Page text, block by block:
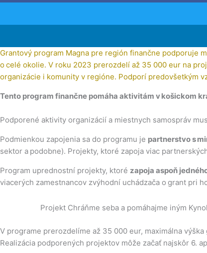
Grantový program Magna pre región finančne podporuje
o celé okolie. V roku 2023 prerozdelí až 35 000 eur na
organizácie i komunity v regióne. Podporí predovšetkým
Tento program finančne pomáha aktivitám v košickom
Podporené aktivity organizácií a miestnych samospráv
Podmienkou zapojenia sa do programu je partnerstvo s
sektor a podobne). Projekty, ktoré zapoja viac
Program uprednostní projekty, ktoré zapoja aspoň
viacerých zamestnancov zvýhodní uchádzača o grant pri
Projekt Chráňme seba a pomáhajme iným
V programe prerozdelíme až 35 000 eur, maximálna
Realizácia podporených projektov môže začať najskôr 6.